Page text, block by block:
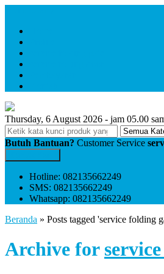
Thursday, 6 August 2026 - jam 05.00
Butuh Bantuan? Customer Service
Hotline: 082135662249
SMS: 082135662249
Whatsapp: 082135662249
Beranda » Posts tagged 'service folding
Archive for